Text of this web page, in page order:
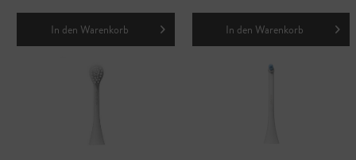
In den Warenkorb In den Warenkorb